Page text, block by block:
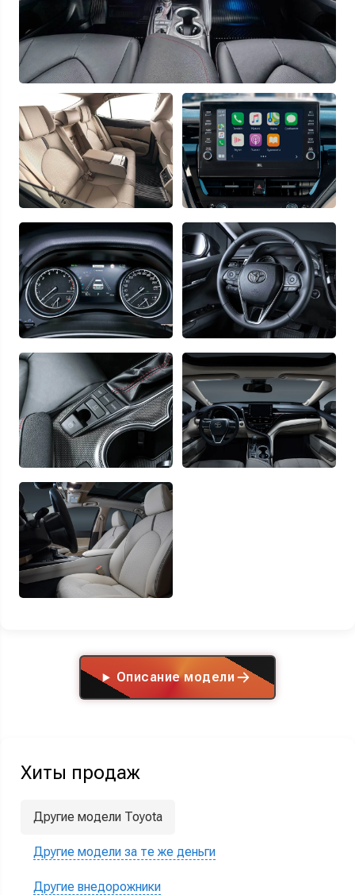
Описание модели
Хиты продаж
Другие модели Toyota
Другие модели за те же деньги
Другие внедорожники